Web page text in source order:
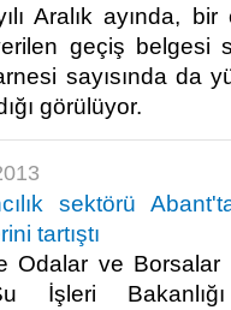
Aralık ayında, bir
geçiş belgesi
sayısında da
görülüyor.
sektörü
tartıştı
Odalar ve Borsalar
İşleri Bakanlığı